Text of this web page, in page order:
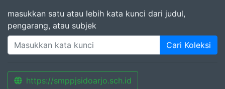
masukkan satu atau lebih kata kunci dari judul,
pengarang, atau subjek
Cari Koleksi
https://smppjsidoarjo.sch.id